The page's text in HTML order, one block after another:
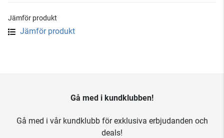
Jämför produkt
Jämför produkt
Gå med i kundklubben!
Gå med i vår kundklubb för exklusiva erbjudanden och
deals!